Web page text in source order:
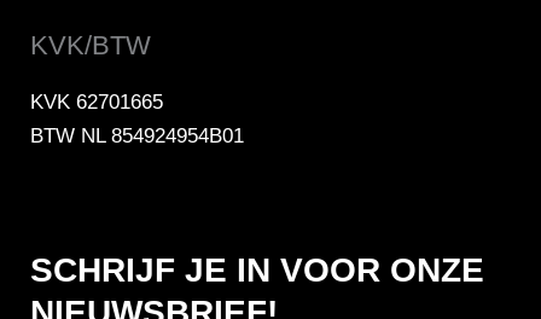
KVK/BTW
KVK 62701665
BTW NL 854924954B01
SCHRIJF JE IN VOOR ONZE